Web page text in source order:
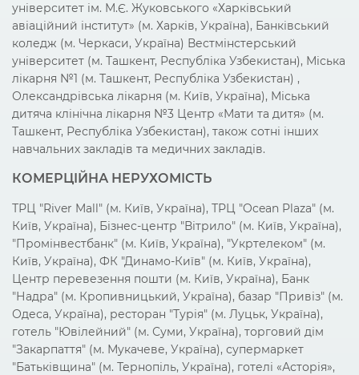
університет ім. М.Є. Жуковського «Харківський
авіаційний інститут» (м. Харків, Україна), Банківський
коледж (м. Черкаси, Україна) Вестмінстерський
університет (м. Ташкент, Республіка Узбекистан), Міська
лікарня №1 (м. Ташкент, Республіка Узбекистан) ,
Олександрівська лікарня (м. Київ, Україна), Міська
дитяча клінічна лікарня №3 Центр «Мати та дитя» (м.
Ташкент, Республіка Узбекистан), також сотні інших
навчальних закладів та медичних закладів.
КОМЕРЦІЙНА НЕРУХОМІСТЬ
ТРЦ "River Mall" (м. Київ, Україна), ТРЦ "Ocean Plaza" (м.
Київ, Україна), Бізнес-центр "Вітрило" (м. Київ, Україна),
"Промінвестбанк" (м. Київ, Україна), "Укртелеком" (м.
Київ, Україна), ФК "Динамо-Київ" (м. Київ, Україна),
Центр перевезення пошти (м. Київ, Україна), Банк
"Надра" (м. Кропивницький, Україна), базар "Привіз" (м.
Одеса, Україна), ресторан "Турія" (м. Луцьк, Україна),
готель "Ювілейний" (м. Суми, Україна), торговий дім
"Закарпаття" (м. Мукачеве, Україна), супермаркет
"Батьківщина" (м. Тернопіль, Україна), готелі «Асторія»,